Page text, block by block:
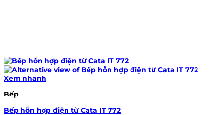
Xem nhanh
Bếp
Bếp hỗn hợp điện từ Cata IT 772